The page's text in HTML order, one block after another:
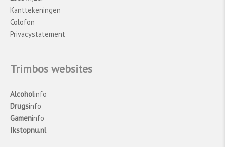
Kanttekeningen
Colofon
Privacystatement
Trimbos websites
Alcoholinfo
Drugsinfo
Gameninfo
Ikstopnu.nl